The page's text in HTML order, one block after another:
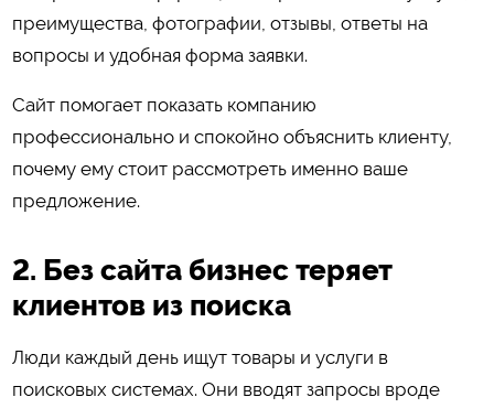
преимущества, фотографии, отзывы, ответы на
вопросы и удобная форма заявки.
Сайт помогает показать компанию
профессионально и спокойно объяснить клиенту,
почему ему стоит рассмотреть именно ваше
предложение.
2. Без сайта бизнес теряет
клиентов из поиска
Люди каждый день ищут товары и услуги в
поисковых системах. Они вводят запросы вроде